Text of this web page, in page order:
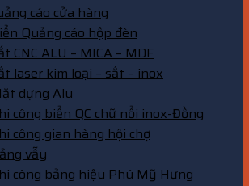
cáo cửa hàng
Quảng cáo hộp đèn
CNC ALU – MICA – MDF
laser kim loại – sắt – inox
dựng Alu
công biển QC chữ nổi inox-Đồng
công gian hàng hội chợ
vẫy
công bảng hiệu Phú Mỹ Hưng